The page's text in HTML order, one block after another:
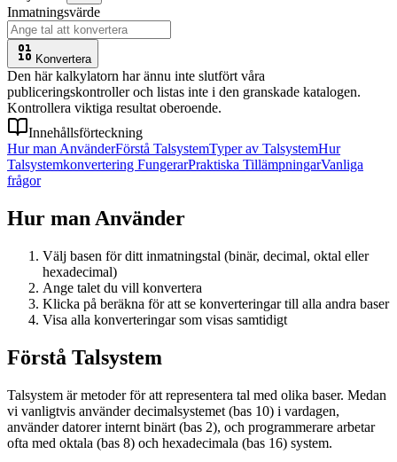
Inmatningsvärde
Konvertera
Den här kalkylatorn har ännu inte slutfört våra
publiceringskontroller och listas inte i den granskade katalogen.
Kontrollera viktiga resultat oberoende.
Innehållsförteckning
Hur man AnvänderFörstå TalsystemTyper av TalsystemHur
Talsystemkonvertering FungerarPraktiska TillämpningarVanliga
frågor
Hur man Använder
Välj basen för ditt inmatningstal (binär, decimal, oktal eller
hexadecimal)
Ange talet du vill konvertera
Klicka på beräkna för att se konverteringar till alla andra baser
Visa alla konverteringar som visas samtidigt
Förstå Talsystem
Talsystem är metoder för att representera tal med olika baser. Medan
vi vanligtvis använder decimalsystemet (bas 10) i vardagen,
använder datorer internt binärt (bas 2), och programmerare arbetar
ofta med oktala (bas 8) och hexadecimala (bas 16) system.